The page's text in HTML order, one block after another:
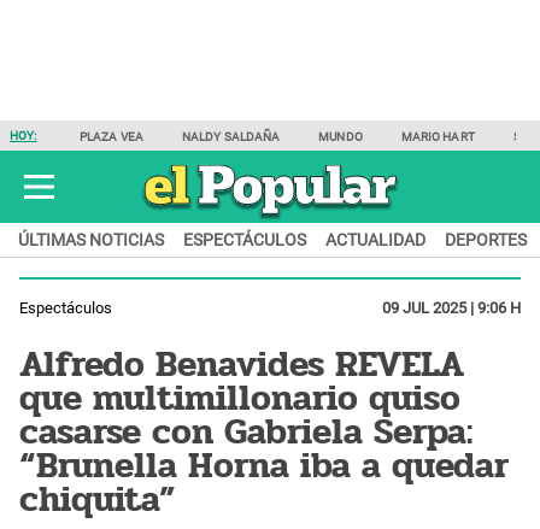
HOY: PLAZA VEA NALDY SALDAÑA MUNDO MARIO HART
ÚLTIMAS NOTICIAS ESPECTÁCULOS ACTUALIDAD DEPORTES
Espectáculos 09 JUL 2025 | 9:06 H
Alfredo Benavides REVELA
que multimillonario quiso
casarse con Gabriela Serpa:
“Brunella Horna iba a quedar
chiquita”